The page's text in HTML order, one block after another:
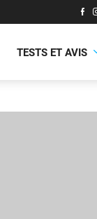
TESTS ET AVIS